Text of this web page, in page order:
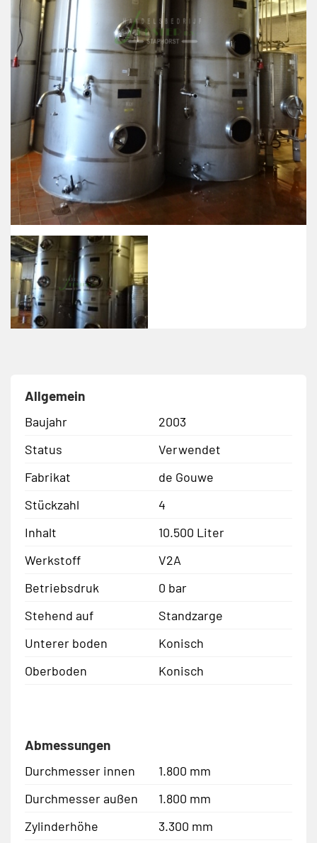
Allgemein
Baujahr
2003
Status
Verwendet
Fabrikat
de Gouwe
Stückzahl
4
Inhalt
10.500 Liter
Werkstoff
V2A
Betriebsdruk
0 bar
Stehend auf
Standzarge
Unterer boden
Konisch
Oberboden
Konisch
Abmessungen
Durchmesser innen
1.800 mm
Durchmesser außen
1.800 mm
Zylinderhöhe
3.300 mm